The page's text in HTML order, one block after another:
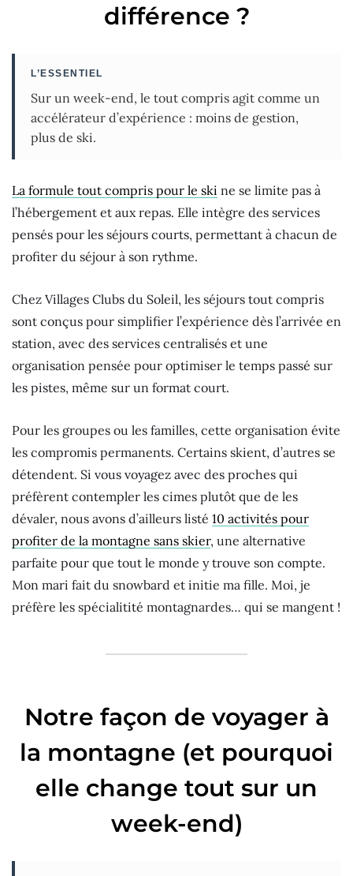
différence ?
L’ESSENTIEL
Sur un week-end, le tout compris agit comme un
accélérateur d’expérience : moins de gestion,
plus de ski.
La formule tout compris pour le ski ne se limite pas à
l’hébergement et aux repas. Elle intègre des services
pensés pour les séjours courts, permettant à chacun de
profiter du séjour à son rythme.
Chez Villages Clubs du Soleil, les séjours tout compris
sont conçus pour simplifier l’expérience dès l’arrivée en
station, avec des services centralisés et une
organisation pensée pour optimiser le temps passé sur
les pistes, même sur un format court.
Pour les groupes ou les familles, cette organisation évite
les compromis permanents. Certains skient, d’autres se
détendent. Si vous voyagez avec des proches qui
préfèrent contempler les cimes plutôt que de les
dévaler, nous avons d’ailleurs listé 10 activités pour
profiter de la montagne sans skier, une alternative
parfaite pour que tout le monde y trouve son compte.
Mon mari fait du snowbard et initie ma fille. Moi, je
préfère les spécialitité montagnardes… qui se mangent !
Notre façon de voyager à
la montagne (et pourquoi
elle change tout sur un
week-end)